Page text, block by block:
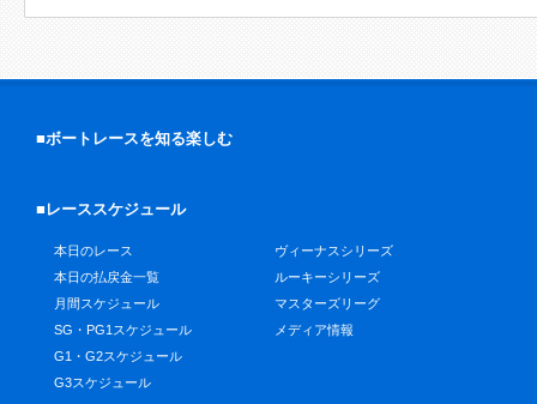
■ボートレースを知る楽しむ
■レーススケジュール
本日のレース
本日の払戻金一覧
月間スケジュール
SG・PG1スケジュール
G1・G2スケジュール
G3スケジュール
ヴィーナスシリーズ
ルーキーシリーズ
マスターズリーグ
メディア情報